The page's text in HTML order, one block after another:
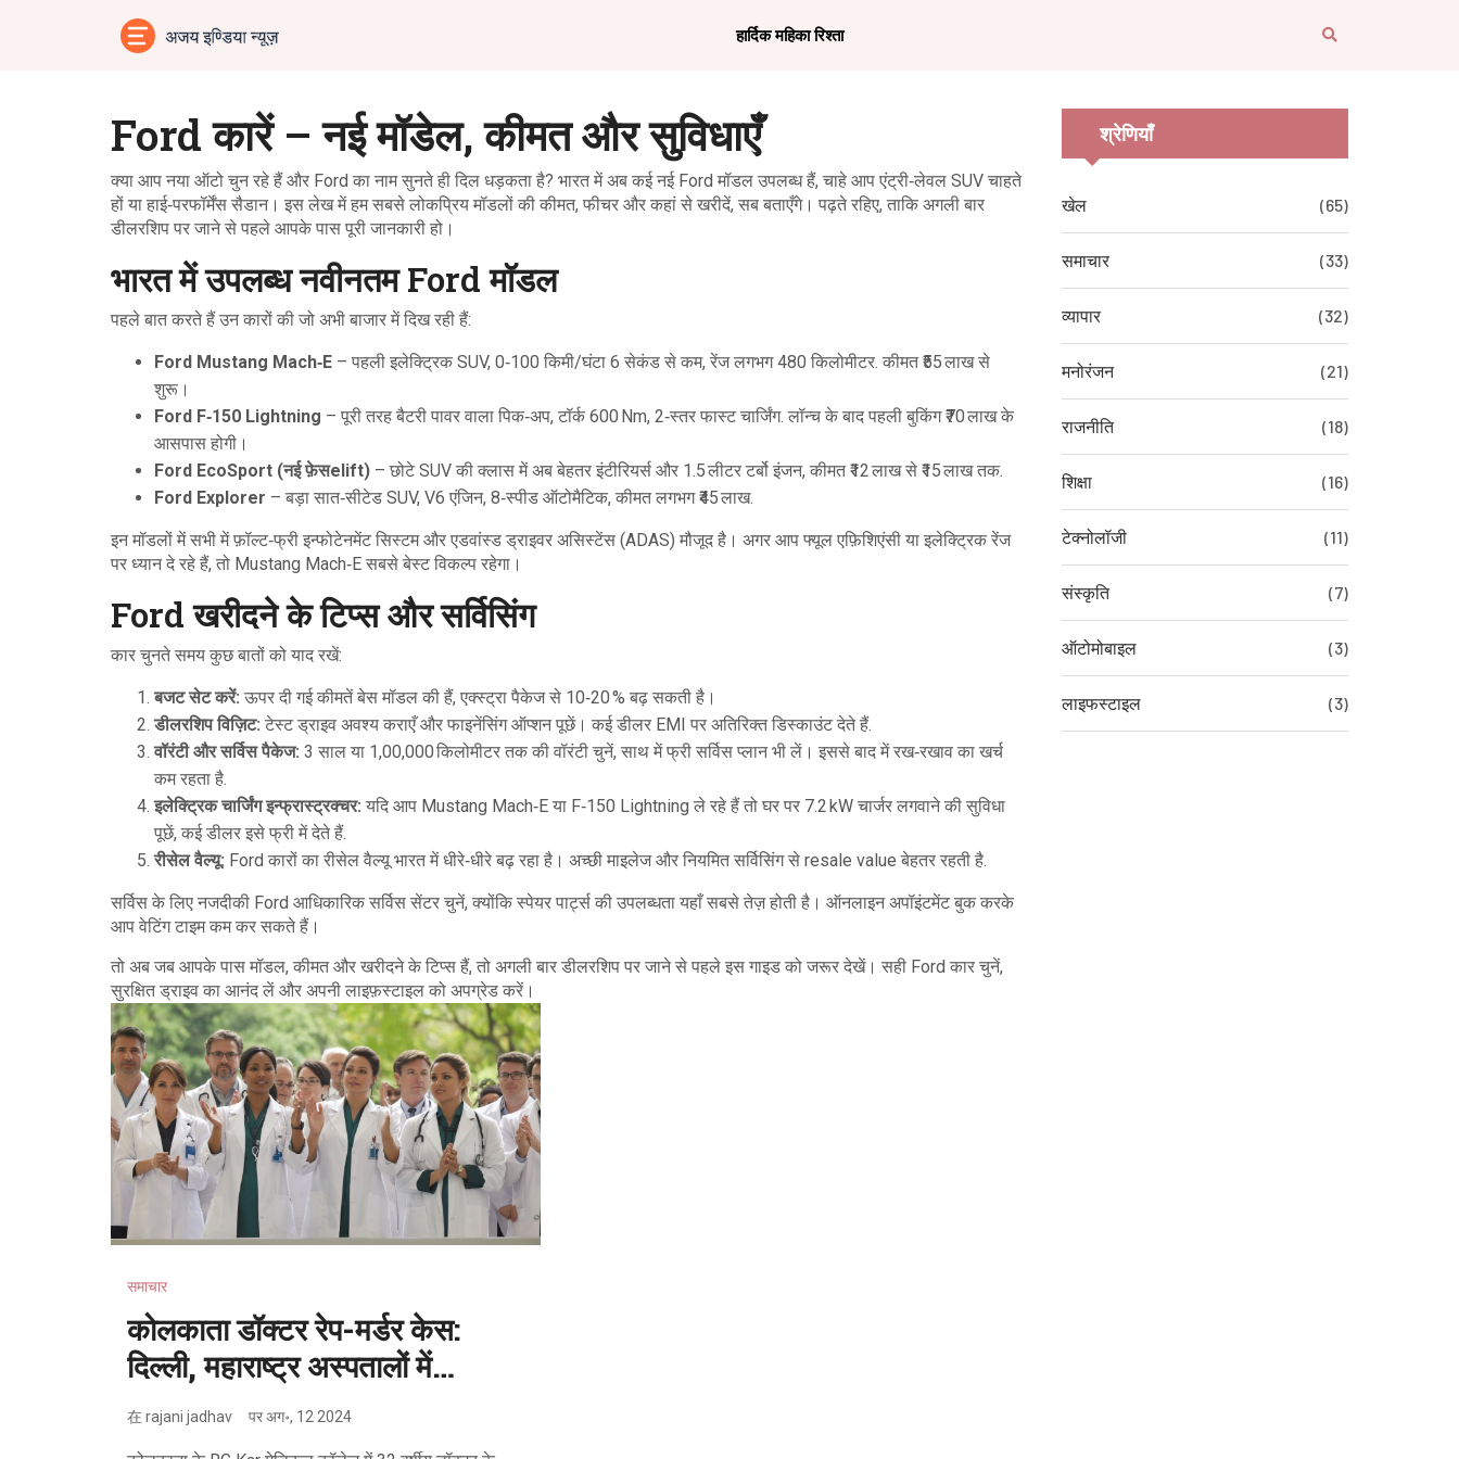
हार्दिक महिका रिश्ता
Ford कारें – नई मॉडेल, कीमत और सुविधाएँ
क्या आप नया ऑटो चुन रहे हैं और Ford का नाम सुनते ही दिल धड़कता है? भारत में अब कई नई Ford मॉडल उपलब्ध हैं, चाहे आप एंट्री‑लेवल SUV चाहते
हों या हाई‑परफॉर्मेंस सैडान। इस लेख में हम सबसे लोकप्रिय मॉडलों की कीमत, फीचर और कहां से खरीदें, सब बताएँगे। पढ़ते रहिए, ताकि अगली बार
डीलरशिप पर जाने से पहले आपके पास पूरी जानकारी हो।
भारत में उपलब्ध नवीनतम Ford मॉडल
पहले बात करते हैं उन कारों की जो अभी बाजार में दिख रही हैं:
Ford Mustang Mach‑E – पहली इलेक्ट्रिक SUV, 0‑100 किमी/घंटा 6 सेकंड से कम, रेंज लगभग 480 किलोमीटर. कीमत ₹55 लाख से
शुरू।
Ford F‑150 Lightning – पूरी तरह बैटरी पावर वाला पिक‑अप, टॉर्क 600 Nm, 2‑स्तर फास्ट चार्जिंग. लॉन्च के बाद पहली बुकिंग ₹70 लाख के
आसपास होगी।
Ford EcoSport (नई फ़ेसelift) – छोटे SUV की क्लास में अब बेहतर इंटीरियर्स और 1.5 लीटर टर्बो इंजन, कीमत ₹12 लाख से ₹15 लाख तक.
Ford Explorer – बड़ा सात‑सीटेड SUV, V6 एंजिन, 8‑स्पीड ऑटोमैटिक, कीमत लगभग ₹45 लाख.
इन मॉडलों में सभी में फ़ॉल्ट‑फ्री इन्फोटेनमेंट सिस्टम और एडवांस्ड ड्राइवर असिस्टेंस (ADAS) मौजूद है। अगर आप फ्यूल एफ़िशिएंसी या इलेक्ट्रिक रेंज
पर ध्यान दे रहे हैं, तो Mustang Mach‑E सबसे बेस्ट विकल्प रहेगा।
Ford खरीदने के टिप्स और सर्विसिंग
कार चुनते समय कुछ बातों को याद रखें:
बजट सेट करें: ऊपर दी गई कीमतें बेस मॉडल की हैं, एक्स्ट्रा पैकेज से 10‑20 % बढ़ सकती है।
डीलरशिप विज़िट: टेस्ट ड्राइव अवश्य कराएँ और फाइनेंसिंग ऑप्शन पूछें। कई डीलर EMI पर अतिरिक्त डिस्काउंट देते हैं.
वॉरंटी और सर्विस पैकेज: 3 साल या 1,00,000 किलोमीटर तक की वॉरंटी चुनें, साथ में फ्री सर्विस प्लान भी लें। इससे बाद में रख‑रखाव का खर्च
कम रहता है.
इलेक्ट्रिक चार्जिंग इन्फ्रास्ट्रक्चर: यदि आप Mustang Mach‑E या F‑150 Lightning ले रहे हैं तो घर पर 7.2 kW चार्जर लगवाने की सुविधा
पूछें, कई डीलर इसे फ्री में देते हैं.
रीसेल वैल्यू: Ford कारों का रीसेल वैल्यू भारत में धीरे‑धीरे बढ़ रहा है। अच्छी माइलेज और नियमित सर्विसिंग से resale value बेहतर रहती है.
सर्विस के लिए नजदीकी Ford आधिकारिक सर्विस सेंटर चुनें, क्योंकि स्पेयर पार्ट्स की उपलब्धता यहाँ सबसे तेज़ होती है। ऑनलाइन अपॉइंटमेंट बुक करके
आप वेटिंग टाइम कम कर सकते हैं।
तो अब जब आपके पास मॉडल, कीमत और खरीदने के टिप्स हैं, तो अगली बार डीलरशिप पर जाने से पहले इस गाइड को जरूर देखें। सही Ford कार चुनें,
सुरक्षित ड्राइव का आनंद लें और अपनी लाइफ़स्टाइल को अपग्रेड करें।
समाचार
कोलकाता डॉक्टर रेप-मर्डर केस:
दिल्ली, महाराष्ट्र अस्पतालों में
हड़ताल के चलते वैकल्पिक सेवाएं
ठप
在rajani jadhav परअग॰, 12 2024
श्रेणियाँ
खेल (65)
समाचार (33)
व्यापार (32)
मनोरंजन (21)
राजनीति (18)
शिक्षा (16)
टेक्नोलॉजी (11)
संस्कृति (7)
ऑटोमोबाइल (3)
लाइफस्टाइल (3)